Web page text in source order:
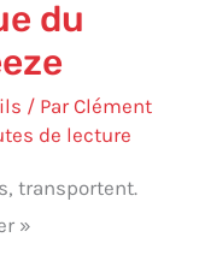
du
/ ParClément
de lecture
transportent.
»